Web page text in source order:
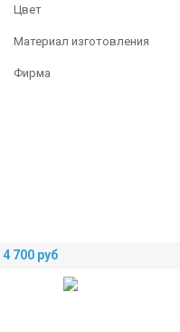
Цвет
Материал изготовления
Фирма
4 700 руб